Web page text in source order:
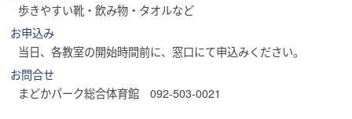
歩きやすい靴・飲み物・タオルなど
お申込み
当日、各教室の開始時間前に、窓口にて申込みください。
お問合せ
まどかパーク総合体育館 092-503-0021